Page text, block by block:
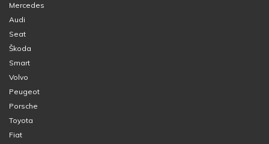
Mercedes
Audi
Seat
Škoda
Smart
Volvo
Peugeot
Porsche
Toyota
Fiat